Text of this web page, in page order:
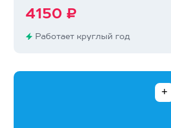
4150 ₽
Работает круглый год